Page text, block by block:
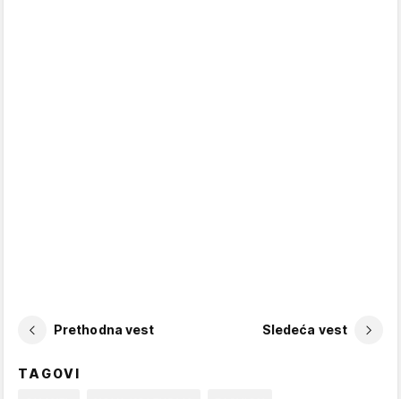
Prethodna vest Sledeća vest
TAGOVI